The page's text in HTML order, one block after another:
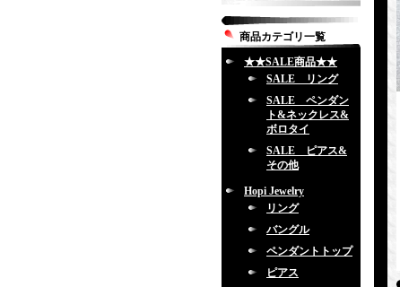
商品カテゴリ一覧
★★SALE商品★★
SALE リング
SALE ペンダン
ト&ネックレス&
ボロタイ
SALE ピアス&
その他
Hopi Jewelry
リング
バングル
ペンダントトップ
ピアス